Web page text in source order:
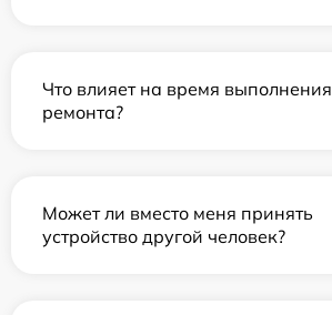
Что влияет на время выполнения
ремонта?
Может ли вместо меня принять
устройство другой человек?